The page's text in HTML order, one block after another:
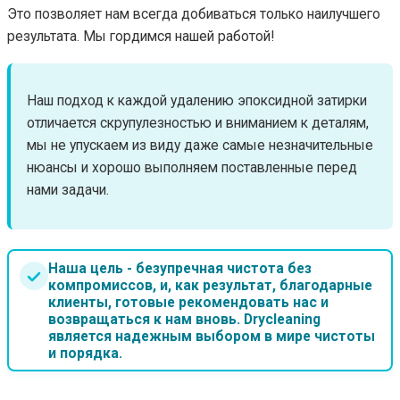
Это позволяет нам всегда добиваться только наилучшего
результата. Мы гордимся нашей работой!
Наш подход к каждой удалению эпоксидной затирки
отличается скрупулезностью и вниманием к деталям,
мы не упускаем из виду даже самые незначительные
нюансы и хорошо выполняем поставленные перед
нами задачи.
Наша цель - безупречная чистота без
компромиссов, и, как результат, благодарные
клиенты, готовые рекомендовать нас и
возвращаться к нам вновь. Drycleaning
является надежным выбором в мире чистоты
и порядка.